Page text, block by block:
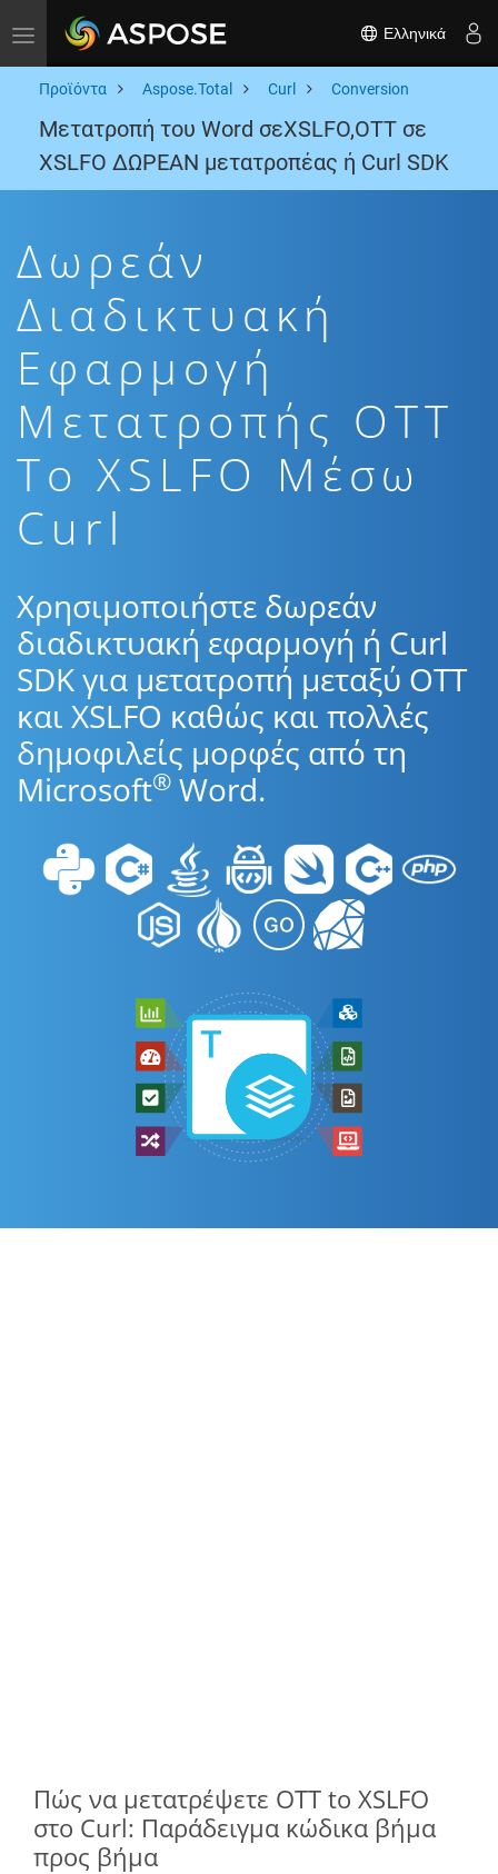
Toggle navigation Ελληνικά
Προϊόντα Aspose.Total Curl Conversion
Μετατροπή του Word σεXSLFO,OTT σε
XSLFO ΔΩΡΕΑΝ μετατροπέας ή Curl SDK
Δωρεάν
Διαδικτυακή
Εφαρμογή
Μετατροπής OTT
To XSLFO Μέσω
Curl
Χρησιμοποιήστε δωρεάν
διαδικτυακή εφαρμογή ή Curl
SDK για μετατροπή μεταξύ OTT
και XSLFO καθώς και πολλές
δημοφιλείς μορφές από τη
Microsoft® Word.
Πώς να μετατρέψετε OTT to XSLFO
στο Curl: Παράδειγμα κώδικα βήμα
προς βήμα